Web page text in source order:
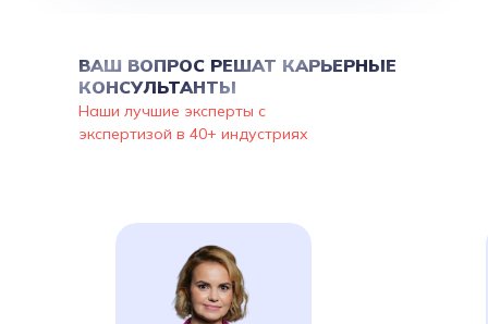
ВАШ ВОПРОС РЕШАТ КАРЬЕРНЫЕ
КОНСУЛЬТАНТЫ
Наши лучшие эксперты с
экспертизой в 40+ индустриях